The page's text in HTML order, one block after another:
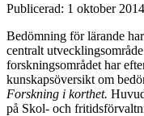
Publicerad: 1 oktober 2014
Bedömning för lärande
centralt
forskningsområdet har
kunskapsöversikt om
Forskning i korthet.
på Skol- och